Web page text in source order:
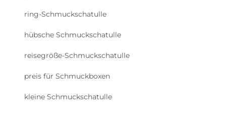
ring-Schmuckschatulle
hübsche Schmuckschatulle
reisegröße-Schmuckschatulle
preis für Schmuckboxen
kleine Schmuckschatulle